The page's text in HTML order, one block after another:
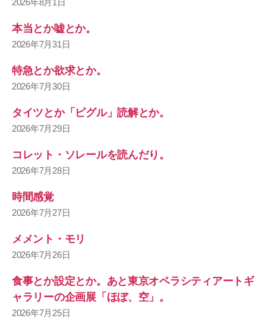
本当とか嘘とか。
2026年7月31日
特急とか欲求とか。
2026年7月30日
タイツとか「ピグル」読解とか。
2026年7月29日
コレット・ソレールを読んだり。
2026年7月28日
時間感覚
2026年7月27日
メメント・モリ
2026年7月26日
食事とか設定とか。あと東京オペラシティアートギ
ャラリーの企画展「ほぼ、空」。
2026年7月25日